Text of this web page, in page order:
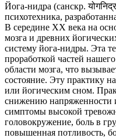
Йога-нидра (санскр.
психотехника,
В середине XX века на
мозга и древних
систему йога-нидры. Эта
проработкой частей
области мозга, что
состояние. Эту практику
или йогическим сном.
снижению напряженности
симптомы высокой
головокружение, боль в
повышенная потливость,